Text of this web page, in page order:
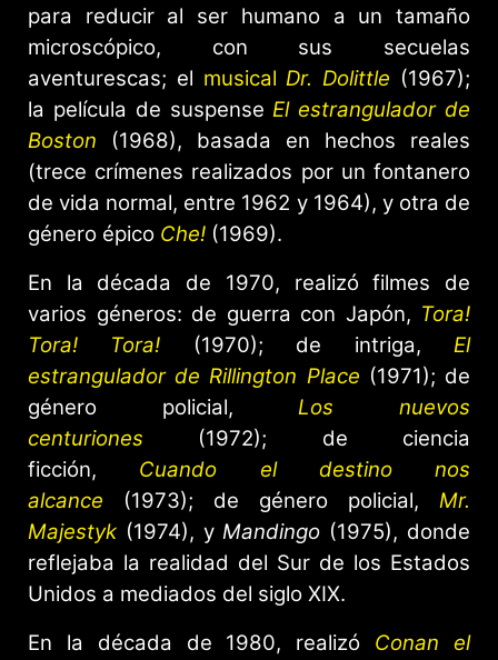
para reducir al ser humano a un tamaño
microscópico, con sus secuelas
aventurescas; el musical Dr. Dolittle (1967);
la película de suspenseEl estrangulador de
Boston (1968), basada en hechos reales
(trece crímenes realizados por un fontanero
de vida normal, entre 1962 y 1964), y otra de
género épico Che! (1969).
En la década de 1970, realizó filmes de
varios géneros: de guerra con Japón, Tora!
Tora! Tora! (1970); de intriga,El
estrangulador de Rillington Place (1971); de
género policial,Los nuevos
centuriones (1972); de ciencia
ficción, Cuando el destino nos
alcance (1973); de género policial, Mr.
Majestyk (1974), yMandingo (1975), donde
reflejaba la realidad del Sur de los Estados
Unidos a mediados del siglo XIX.
En la década de 1980, realizó Conan el